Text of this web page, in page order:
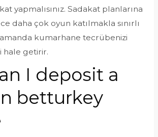
yapmalısınız. Sadakat planlarına
daha çok oyun katılmakla sınırlı
kumarhane tecrübenizi
hale getirir.
I deposit a
betturkey